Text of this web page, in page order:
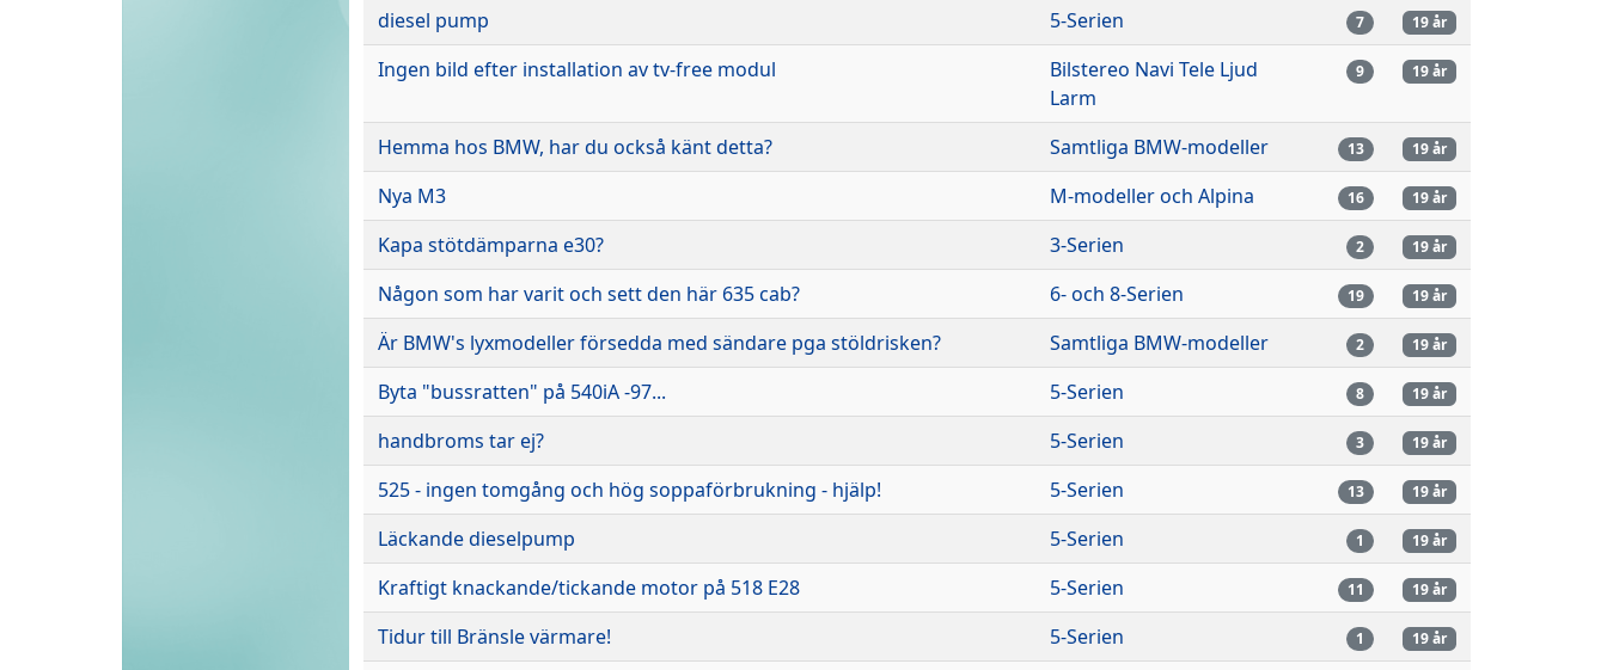
diesel pump 5-Serien 7 19 år
Ingen bild efter installation av tv-free modul
Bilstereo Navi Tele Ljud
Larm
9 19 år
Hemma hos BMW, har du också känt detta? Samtliga BMW-modeller 13 19 år
Nya M3 M-modeller och Alpina 16 19 år
Kapa stötdämparna e30? 3-Serien 2 19 år
Någon som har varit och sett den här 635 cab? 6- och 8-Serien 19 19 år
Är BMW's lyxmodeller försedda med sändare pga stöldrisken? Samtliga BMW-modeller 2 19 år
Byta "bussratten" på 540iA -97... 5-Serien 8 19 år
handbroms tar ej? 5-Serien 3 19 år
525 - ingen tomgång och hög soppaförbrukning - hjälp! 5-Serien 13 19 år
Läckande dieselpump 5-Serien 1 19 år
Kraftigt knackande/tickande motor på 518 E28 5-Serien 11 19 år
Tidur till Bränsle värmare! 5-Serien 1 19 år